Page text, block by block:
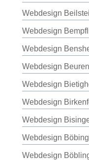
Webdesign
Webdesign
Webdesign
Webdesign Beuren
Webdesign
Webdesign
Webdesign
Webdesign
Webdesign